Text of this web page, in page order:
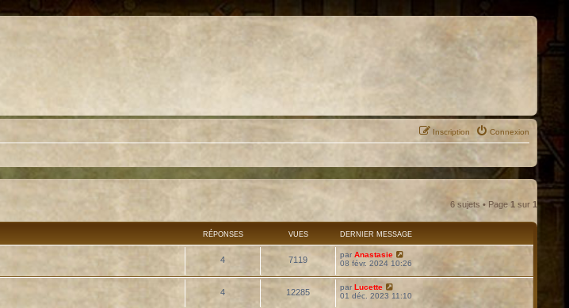
Connexion
Inscription
6 sujets • Page 1 sur 1
RÉPONSES VUES DERNIER MESSAGE
4 7119
par Anastasie
08 févr. 2024 10:26
4 12285
par Lucette
01 déc. 2023 11:10